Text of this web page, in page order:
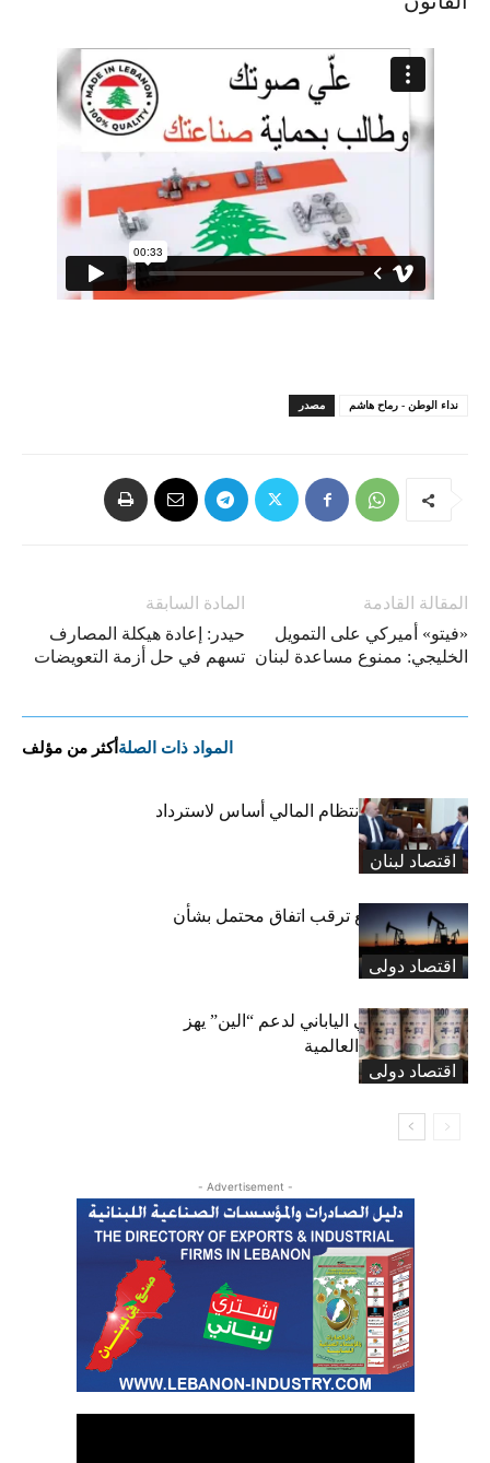
مصدر نداء الوطن - رماح هاشم
المادة السابقة
حيدر: إعادة هيكلة المصارف
تسهم في حل أزمة التعويضات
المقالة القادمة
«فيتو» أميركي على التمويل
الخليجي: ممنوع مساعدة لبنان
المواد ذات الصلة أكثر من مؤلف
اقتصاد لبنان
كنعان: قانون الانتظام المالي أساس لاسترداد
الودائع
اقتصاد دولی
النفط يتراجع مع ترقب اتفاق محتمل بشأن
مضيق هرمز
اقتصاد دولی
التدخل الأميركي الياباني لدعم “الين” يهز
أسواق العملات العالمية
- Advertisement -